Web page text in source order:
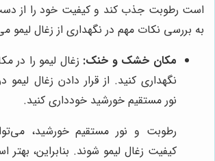
است رطوبت جذب کند و کیفیت خود را از
به بررسی نکات مهم در نگهداری از زغال لیمو
مکان خشک و خنک: زغال لیمو را
نگهداری کنید. از قرار دادن زغال
نور مستقیم خورشید خودداری کنید.
رطوبت و نور مستقیم خورشید،
کیفیت زغال لیمو شوند. بنابراین، بهتر